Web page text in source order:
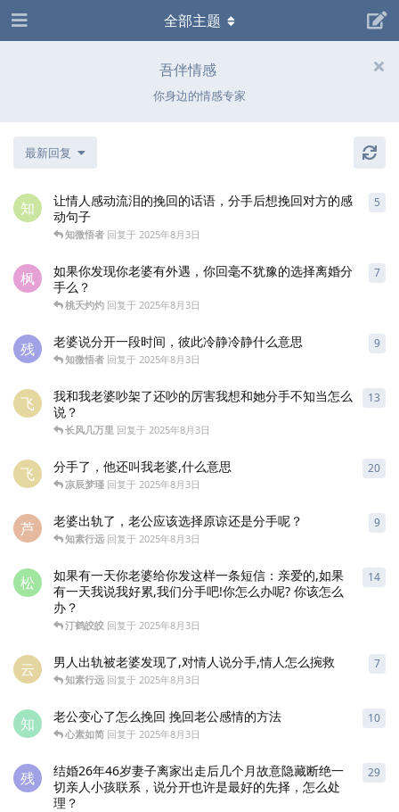
吾伴情感
你身边的情感专家
全部主题
最新回复
知
让情人感动流泪的挽回的话语，分手后想挽回对方的感
动句子
知微悟者 回复于 2025年8月3日
5
枫
如果你发现你老婆有外遇，你回毫不犹豫的选择离婚分
手么？
桃夭灼灼 回复于 2025年8月3日
7
残 老婆说分开一段时间，彼此冷静冷静什么意思
知微悟者 回复于 2025年8月3日
9
飞
我和我老婆吵架了还吵的厉害我想和她分手不知当怎么
说？
长风几万里 回复于 2025年8月3日
13
飞 分手了，他还叫我老婆,什么意思
凉辰梦瑾 回复于 2025年8月3日
20
芦 老婆出轨了，老公应该选择原谅还是分手呢？
知素行远 回复于 2025年8月3日
9
松
如果有一天你老婆给你发这样一条短信：亲爱的,如果
有一天我说我好累,我们分手吧!你怎么办呢? 你该怎么
办？
汀鹤皎皎 回复于 2025年8月3日
14
云 男人出轨被老婆发现了,对情人说分手,情人怎么捥救
知素行远 回复于 2025年8月3日
7
知 老公变心了怎么挽回 挽回老公感情的方法
心素如简 回复于 2025年8月3日
10
残
结婚26年46岁妻子离家出走后几个月故意隐藏断绝一
切亲人小孩联系，说分开也许是最好的先择，怎么处
理？
29